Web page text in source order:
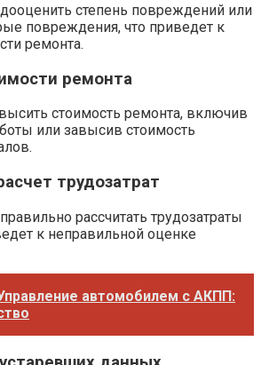
степень повреждений или
повреждения, что приведет к
ремонта.
ремонта
стоимость ремонта, включив
или завысив стоимость
трудозатрат
рассчитать трудозатраты
к неправильной оценке
автомобилем с АКПП: